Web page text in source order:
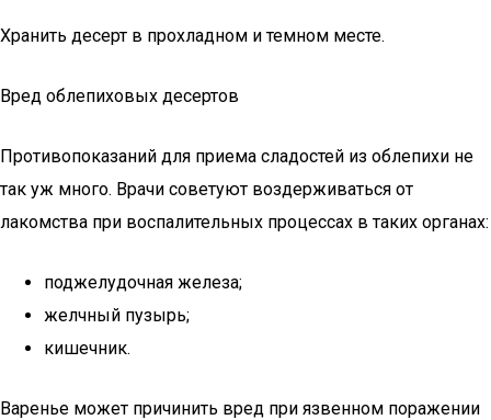
Хранить десерт в прохладном и темном месте.
Вред облепиховых десертов
Противопоказаний для приема сладостей из облепихи не
так уж много. Врачи советуют воздерживаться от
лакомства при воспалительных процессах в таких органах:
поджелудочная железа;
желчный пузырь;
кишечник.
Варенье может причинить вред при язвенном поражении